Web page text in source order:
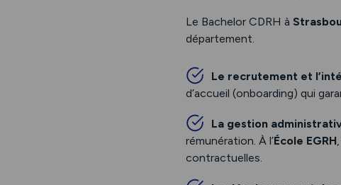
Le Bachelor CDRH à
département.
Le recrutement et
d’accueil (onboarding) qui
La gestion
rémunération. À l’École EGRH
contractuelles.